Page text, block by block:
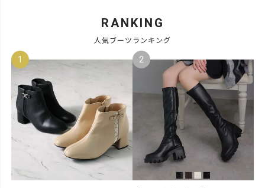
RANKING
人気ブーツランキング